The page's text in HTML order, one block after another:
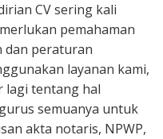
CV sering kali
pemahaman
dan peraturan
layanan kami,
lagi tentang hal
semuanya untuk
akta notaris, NPWP,